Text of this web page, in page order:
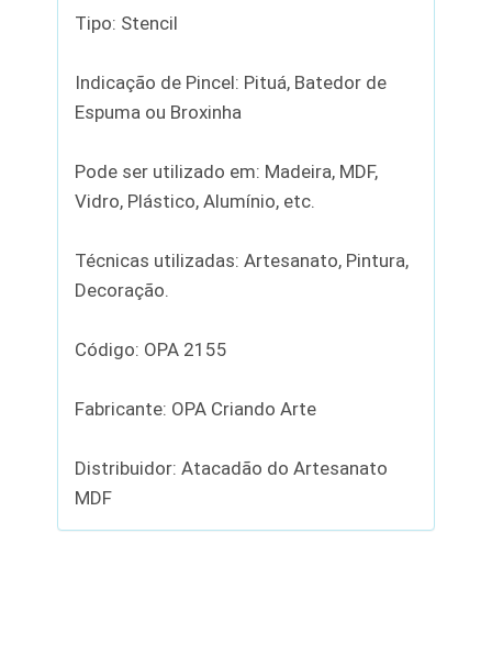
Tipo: Stencil
Indicação de Pincel: Pituá, Batedor de
Espuma ou Broxinha
Pode ser utilizado em: Madeira, MDF,
Vidro, Plástico, Alumínio, etc.
Técnicas utilizadas: Artesanato, Pintura,
Decoração.
Código: OPA 2155
Fabricante: OPA Criando Arte
Distribuidor: Atacadão do Artesanato
MDF